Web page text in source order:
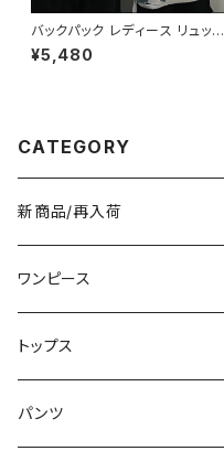
バックパック レディース リュック
春夏 秋冬 春 夏 秋 冬 黒 バッグ
大容量 リュックサック かばん ロ
ゴ ブラック アイボリー ピンク ラ
ク 学校 カレッジコーデ カジュ
43
¥5,480
CATEGORY
新商品/再入荷
ワンピース
ミニ/ショート
ミディアム/ミモレ
トップス
Tシャツ/カットソー
パンツ